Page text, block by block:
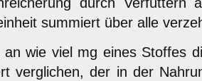
summiert über alle
wie viel mg eines Stoffes
verglichen, der in der